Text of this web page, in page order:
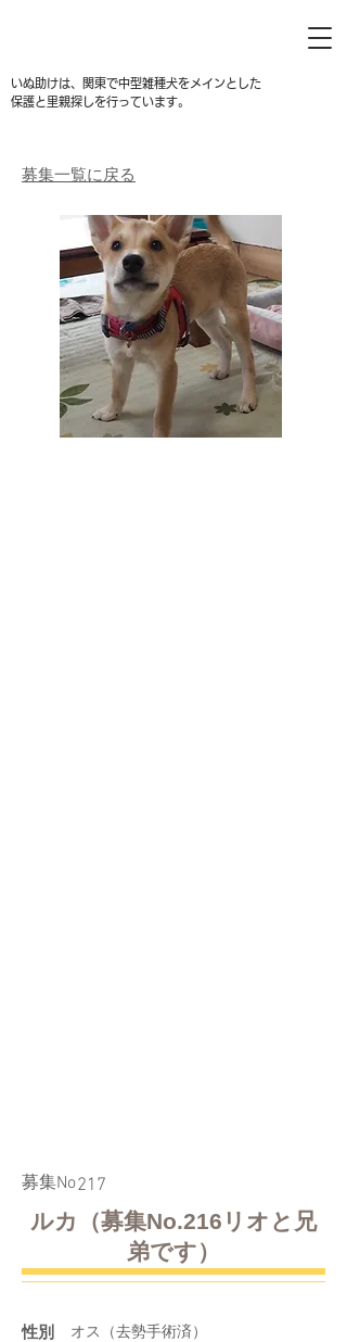
いぬ助けは、関東で中型雑種犬をメインとした
保護と里親探しを行っています。
募集一覧に戻る
​募集No217
ルカ（募集No.216リオと兄
弟です）
性別 オス（去勢手術済）